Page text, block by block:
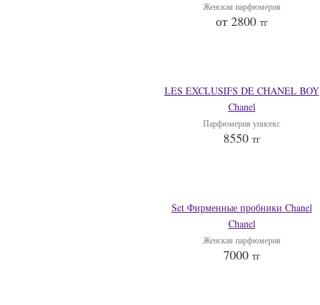
Женская парфюмерия
от 2800 тг
LES EXCLUSIFS DE CHANEL BOY
Chanel
Парфюмерия унисекс
8550 тг
Set Фирменные пробники Chanel
Chanel
Женская парфюмерия
7000 тг